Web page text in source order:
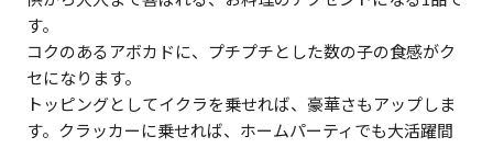
す。
コクのあるアボカドに、プチプチとした数の子の食感がク
セになります。
トッピングとしてイクラを乗せれば、豪華さもアップしま
す。クラッカーに乗せれば、ホームパーティでも大活躍間